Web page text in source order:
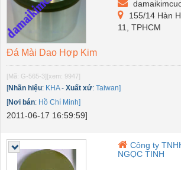
155/14 Hàn
11, TPHCM
Đá Mài Dao Hợp Kim
[Mã: G-565-3][xem: 9947]
[Nhãn hiệu: KHA- Xuất xứ: Taiwan]
[Nơi bán: Hồ Chí Minh]
2011-06-17 16:59:59]
Công ty
NGỌC TINH